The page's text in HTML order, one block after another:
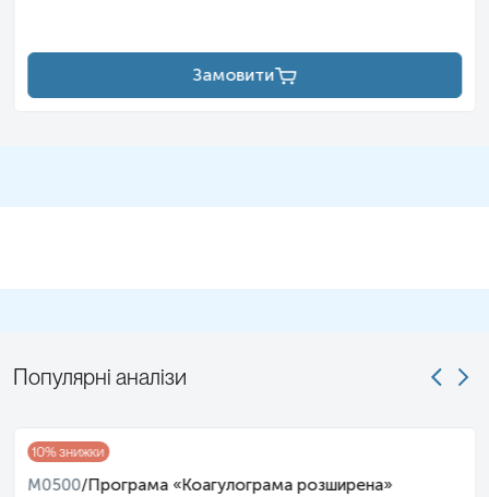
Замовити
Популярні аналізи
10% знижки
M0500/Програма «Коагулограма розширена»